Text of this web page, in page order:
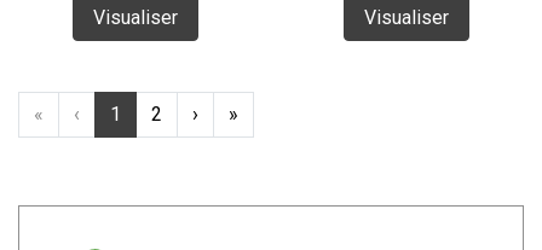
Visualiser Visualiser
« ‹ 1 2 › »